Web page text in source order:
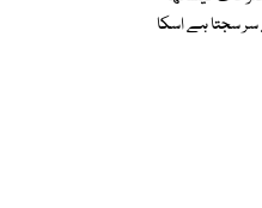
کا تاج کس کے سر سجتا ہے اسکا